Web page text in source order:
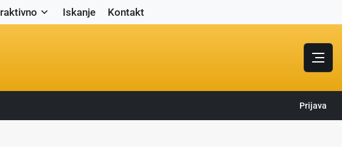
Iskanje Kontakt
Prijava